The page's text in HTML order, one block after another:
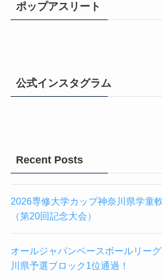
ポップアスリート
公式インスタグラム
Recent Posts
2026専修大学カップ神奈川県学童
（第20回記念大会）
オールジャパンベースボールリー
川県予選ブロック1位通過！